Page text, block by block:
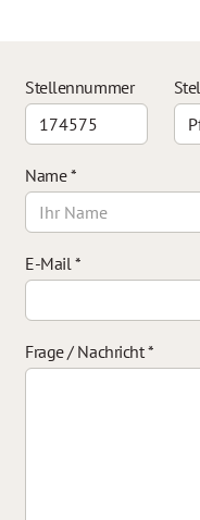
Stellennummer
Name*
E-Mail*
Frage / Nachricht*